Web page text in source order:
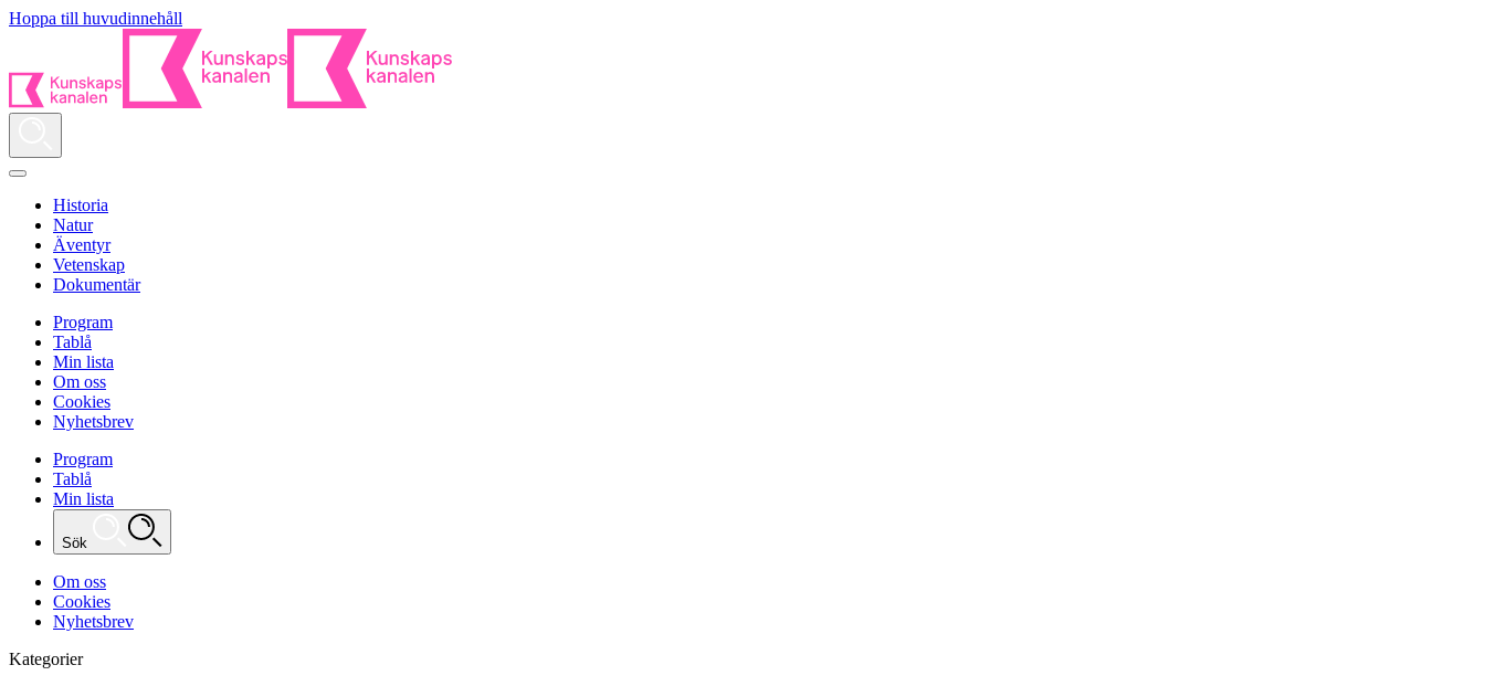
Hoppa till huvudinnehåll
Historia
Natur
Äventyr
Vetenskap
Dokumentär
Program
Tablå
Min lista
Om oss
Cookies
Nyhetsbrev
Program
Tablå
Min lista
Sök
Om oss
Cookies
Nyhetsbrev
Kategorier